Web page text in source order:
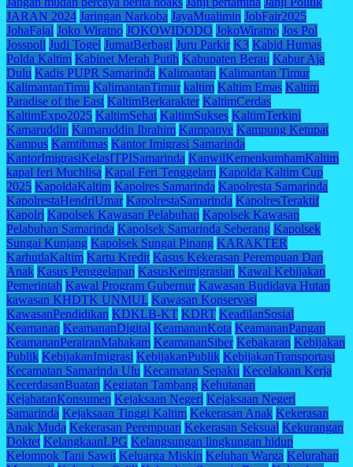
JARAN 2024 Jaringan Narkoba JayaMualimin JobFair2025
JohaFajal Joko Wiratno JOKOWIDODO JokoWiratno Jos Pol
Josspoll Judi Togel JumatBerbagi Juru Parkir K3 Kabid Humas
Polda Kaltim Kabinet Merah Putih Kabupaten Berau Kabur Aja
Dulu Kadis PUPR Samarinda Kalimantan Kalimantan Timur
KalimantanTimu KalimantanTimur kaltim Kaltim Emas Kaltim
Paradise of the East KaltimBerkarakter KaltimCerdas
KaltimExpo2025 KaltimSehat KaltimSukses KaltimTerkini
Kamaruddin Kamaruddin Ibrahim Kampanye Kampung Ketupat
Kampus Kamtibmas Kantor Imigrasi Samarinda
KantorImigrasiKelasITPISamarinda KanwilKemenkumhamKaltim
kapal feri Muchlisa Kapal Feri Tenggelam Kapolda Kaltim Cup
2025 KapoldaKaltim Kapolres Samarinda Kapolresta Samarinda
KapolrestaHendriUmar KapolrestaSamarinda KapolresTeraktif
Kapolri Kapolsek Kawasan Pelabuhan Kapolsek Kawasan
Pelabuhan Samarinda Kapolsek Samarinda Seberang Kapolsek
Sungai Kunjang Kapolsek Sungai Pinang KARAKTER
KarhutlaKaltim Kartu Kredit Kasus Kekerasan Perempuan Dan
Anak Kasus Penggelapan KasusKeimigrasian Kawal Kebijakan
Pemerintah Kawal Program Gubernur Kawasan Budidaya Hutan
kawasan KHDTK UNMUL Kawasan Konservasi
KawasanPendidikan KDKLB-KT KDRT KeadilanSosial
Keamanan KeamananDigital KeamananKota KeamananPangan
KeamananPerairanMahakam KeamananSiber Kebakaran Kebijakan
Publik KebijakanImigrasi KebijakanPublik KebijakanTransportasi
Kecamatan Samarinda Ulu Kecamatan Sepaku Kecelakaan Kerja
KecerdasanBuatan Kegiatan Tambang Kehutanan
KejahatanKonsumen Kejaksaan Negeri Kejaksaan Negeri
Samarinda Kejaksaan Tinggi Kaltim Kekerasan Anak Kekerasan
Anak Muda Kekerasan Perempuan Kekerasan Seksual Kekurangan
Doktet KelangkaanLPG Kelangsungan lingkungan hidup
Kelompok Tani Sawit Keluarga Miskin Keluhan Warga Kelurahan